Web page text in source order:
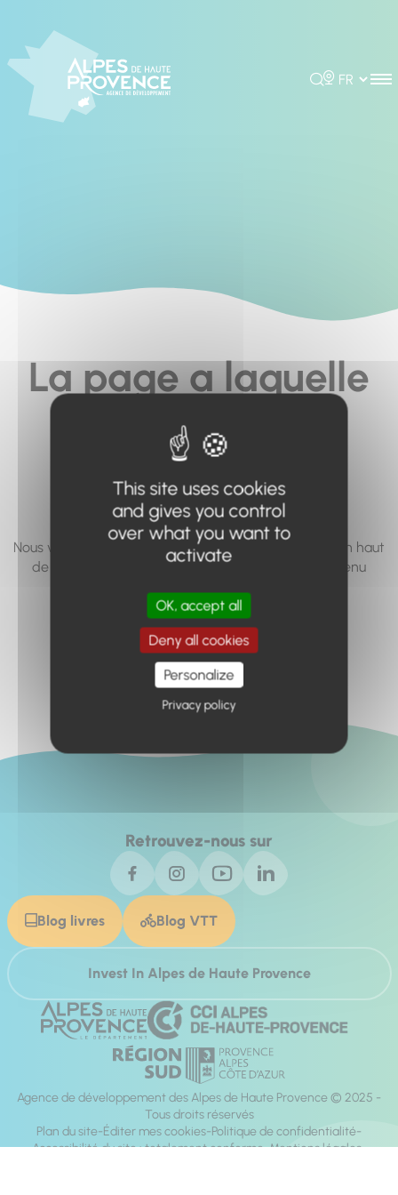
Rechercher
Choisir la
La page a laquelle
vous cherchez à
accéder n'existe
pas... ou plus.
Nous vous invitons à utiliser le moteur de recherche en haut
de page, ou à utiliser le menu pour trouver le contenu
Retour à l'accueil
Retrouvez-nous sur
Blog livres Blog VTT
Invest In Alpes de Haute Provence
Agence de développement des Alpes de Haute Provence © 2025 -
Tous droits réservés
Plan du site Éditer mes cookies Politique de confidentialité
Accessibilité du site : totalement conforme Mentions légales
This site uses cookies
and gives you control
over what you want to
activate
OK, accept all
Deny all cookies
Personalize
Privacy policy